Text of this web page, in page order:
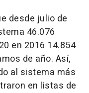
desde julio de
46.076
en 2016 14.854
de año. Así,
al sistema más
en listas de